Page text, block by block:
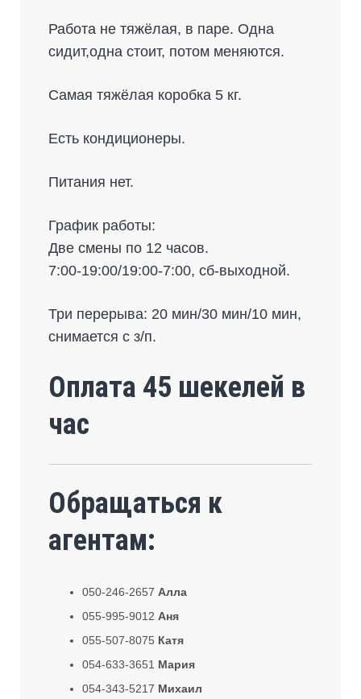
Работа не тяжёлая, в паре. Одна
сидит,одна стоит, потом меняются.
Самая тяжёлая коробка 5 кг.
Есть кондиционеры.
Питания нет.
График работы:
Две смены по 12 часов.
7:00-19:00/19:00-7:00, сб-выходной.
Три перерыва: 20 мин/30 мин/10 мин,
снимается с з/п.
Оплата 45 шекелей в
час
Обращаться к
агентам:
050-246-2657 Алла
055-995-9012 Аня
055-507-8075 Катя
054-633-3651 Мария
054-343-5217 Михаил